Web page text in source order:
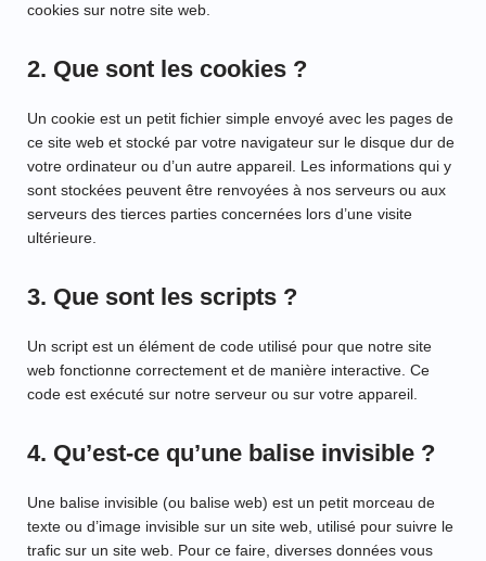
cookies sur notre site web.
2. Que sont les cookies ?
Un cookie est un petit fichier simple envoyé avec les pages de
ce site web et stocké par votre navigateur sur le disque dur de
votre ordinateur ou d’un autre appareil. Les informations qui y
sont stockées peuvent être renvoyées à nos serveurs ou aux
serveurs des tierces parties concernées lors d’une visite
ultérieure.
3. Que sont les scripts ?
Un script est un élément de code utilisé pour que notre site
web fonctionne correctement et de manière interactive. Ce
code est exécuté sur notre serveur ou sur votre appareil.
4. Qu’est-ce qu’une balise invisible ?
Une balise invisible (ou balise web) est un petit morceau de
texte ou d’image invisible sur un site web, utilisé pour suivre le
trafic sur un site web. Pour ce faire, diverses données vous